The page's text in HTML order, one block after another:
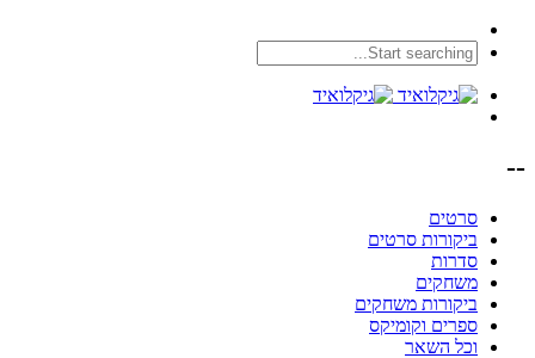
--
סרטים
ביקורות סרטים
סדרות
משחקים
ביקורות משחקים
ספרים וקומיקס
וכל השאר